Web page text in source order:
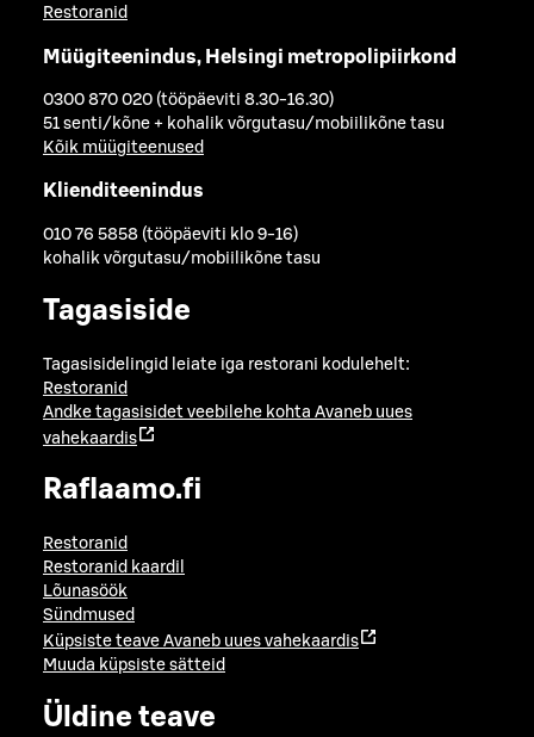
Restoranid
Müügiteenindus, Helsingi metropolipiirkond
0300 870 020 (tööpäeviti 8.30-16.30)
51 senti/kõne + kohalik võrgutasu/mobiilikõne tasu
Kõik müügiteenused
Klienditeenindus
010 76 5858 (tööpäeviti klo 9-16)
kohalik võrgutasu/mobiilikõne tasu
Tagasiside
Tagasisidelingid leiate iga restorani kodulehelt:
Restoranid
Andke tagasisidet veebilehe kohta Avaneb uues
vahekaardis
Raflaamo.fi
Restoranid
Restoranid kaardil
Lõunasöök
Sündmused
Küpsiste teave Avaneb uues vahekaardis
Muuda küpsiste sätteid
Üldine teave